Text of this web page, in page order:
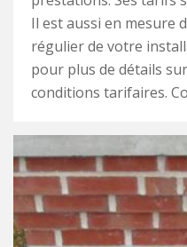
Il est aussi en mesure
régulier de votre
pour plus de détails
conditions tarifaires.